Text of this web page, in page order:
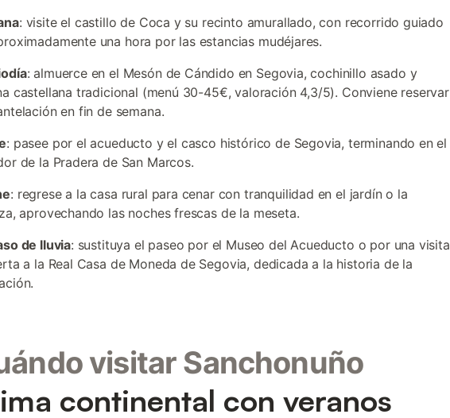
: visite el castillo de Coca y su recinto amurallado, con recorrido guiado
una hora por las estancias mudéjares.
: almuerce en el Mesón de Cándido en Segovia, cochinillo asado y
castellana tradicional (menú 30-45€, valoración 4,3/5). Conviene reservar
en fin de semana.
: pasee por el acueducto y el casco histórico de Segovia, terminando en el
de la Pradera de San Marcos.
: regrese a la casa rural para cenar con tranquilidad en el jardín o la
aprovechando las noches frescas de la meseta.
de lluvia: sustituya el paseo por el Museo del Acueducto o por una visita
a la Real Casa de Moneda de Segovia, dedicada a la historia de la
visitar Sanchonuño
continental con veranos